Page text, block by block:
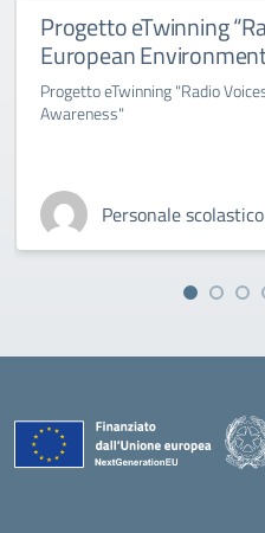
Progetto eTwinning
European
Progetto eTwinning "Radio
Awareness"
Personale scolastico